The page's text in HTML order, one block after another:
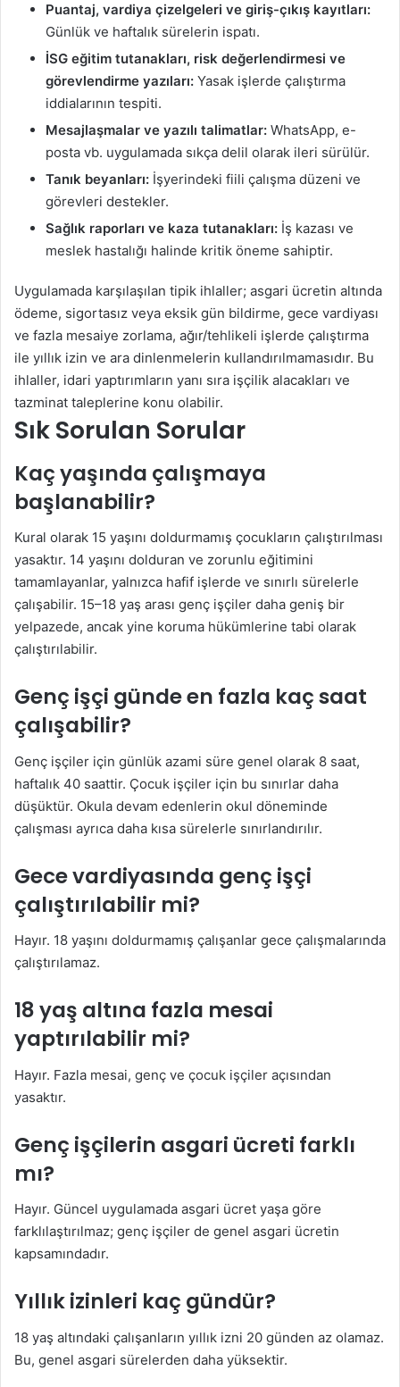
Puantaj, vardiya çizelgeleri ve giriş-çıkış kayıtları:
Günlük ve haftalık sürelerin ispatı.
İSG eğitim tutanakları, risk değerlendirmesi ve
görevlendirme yazıları: Yasak işlerde çalıştırma
iddialarının tespiti.
Mesajlaşmalar ve yazılı talimatlar: WhatsApp, e-
posta vb. uygulamada sıkça delil olarak ileri sürülür.
Tanık beyanları: İşyerindeki fiili çalışma düzeni ve
görevleri destekler.
Sağlık raporları ve kaza tutanakları: İş kazası ve
meslek hastalığı halinde kritik öneme sahiptir.
Uygulamada karşılaşılan tipik ihlaller; asgari ücretin altında
ödeme, sigortasız veya eksik gün bildirme, gece vardiyası
ve fazla mesaiye zorlama, ağır/tehlikeli işlerde çalıştırma
ile yıllık izin ve ara dinlenmelerin kullandırılmamasıdır. Bu
ihlaller, idari yaptırımların yanı sıra işçilik alacakları ve
tazminat taleplerine konu olabilir.
Sık Sorulan Sorular
Kaç yaşında çalışmaya
başlanabilir?
Kural olarak 15 yaşını doldurmamış çocukların çalıştırılması
yasaktır. 14 yaşını dolduran ve zorunlu eğitimini
tamamlayanlar, yalnızca hafif işlerde ve sınırlı sürelerle
çalışabilir. 15–18 yaş arası genç işçiler daha geniş bir
yelpazede, ancak yine koruma hükümlerine tabi olarak
çalıştırılabilir.
Genç işçi günde en fazla kaç saat
çalışabilir?
Genç işçiler için günlük azami süre genel olarak 8 saat,
haftalık 40 saattir. Çocuk işçiler için bu sınırlar daha
düşüktür. Okula devam edenlerin okul döneminde
çalışması ayrıca daha kısa sürelerle sınırlandırılır.
Gece vardiyasında genç işçi
çalıştırılabilir mi?
Hayır. 18 yaşını doldurmamış çalışanlar gece çalışmalarında
çalıştırılamaz.
18 yaş altına fazla mesai
yaptırılabilir mi?
Hayır. Fazla mesai, genç ve çocuk işçiler açısından
yasaktır.
Genç işçilerin asgari ücreti farklı
mı?
Hayır. Güncel uygulamada asgari ücret yaşa göre
farklılaştırılmaz; genç işçiler de genel asgari ücretin
kapsamındadır.
Yıllık izinleri kaç gündür?
18 yaş altındaki çalışanların yıllık izni 20 günden az olamaz.
Bu, genel asgari sürelerden daha yüksektir.